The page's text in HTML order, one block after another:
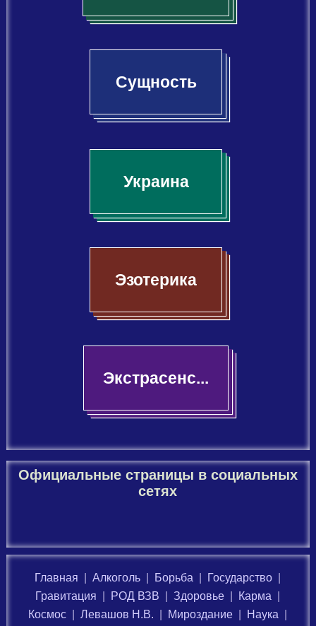
Сущность
Украина
Эзотерика
Экстрасенс...
Официальные страницы в социальных
сетях
Главная Алкоголь Борьба Государство
Гравитация
РОД ВЗВ Здоровье Карма
Космос
Левашов Н.В. Мироздание Наука